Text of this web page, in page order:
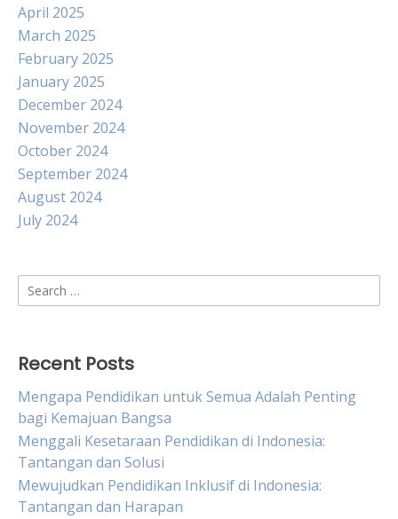
April 2025
March 2025
February 2025
January 2025
December 2024
November 2024
October 2024
September 2024
August 2024
July 2024
Search
for:
Recent Posts
Mengapa Pendidikan untuk Semua Adalah Penting
bagi Kemajuan Bangsa
Menggali Kesetaraan Pendidikan di Indonesia:
Tantangan dan Solusi
Mewujudkan Pendidikan Inklusif di Indonesia:
Tantangan dan Harapan